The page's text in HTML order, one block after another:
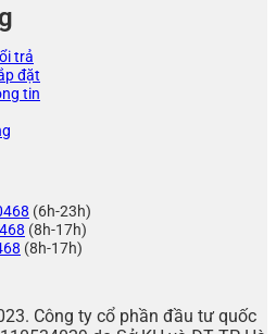
trả
đặt
tin
(6h-23h)
(8h-17h)
(8h-17h)
Công ty cổ phần đầu tư quốc